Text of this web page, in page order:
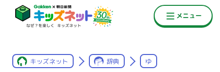
キッズネット 辞典 ゆ